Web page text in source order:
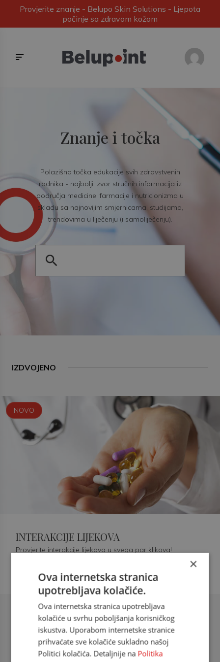
Provjerite znanje - Belupo Skin Solutions - Ljepota
počinje sa zdravom kožom
Znanje i točka
Polazišna točka edukacije svih zdravstvenih
radnika - najbolji izvor stručnih informacija iz
područja medicine, farmacije i nutricionizma u
skladu sa najnovijim smjernicama, studijama,
trendovima u liječenju (i samoliječenju).
IZDVOJENO
Šećerna bolest tip 2 = kardiovaskularna
doc. dr. sc. Višnja Kokić Maleš,
dr.med., specijalististica
NOVO
INTERAKCIJE LIJEKOVA
Provjerite interakcije lijekova u svega par klikova!
×
Ova internetska stranica
upotrebljava kolačiće.
Ova internetska stranica upotrebljava
kolačiće u svrhu poboljšanja korisničkog
iskustva. Uporabom internetske stranice
prihvaćate sve kolačiće sukladno našoj
Politici kolačića. Detaljnije na Politika